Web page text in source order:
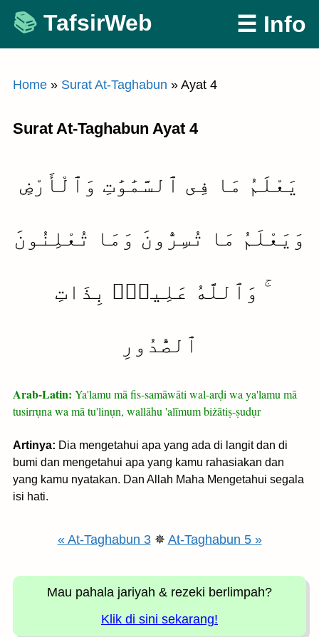
Skip
content
TafsirWeb ☰ Info
Home » Surat At-Taghabun » Ayat 4
Surat At-Taghabun Ayat 4
يَعْلَمُ مَا فِى ٱلسَّمَٰوَٰتِ وَٱلْأَرْضِ
وَيَعْلَمُ مَا تُسِرُّونَ وَمَا تُعْلِنُونَ
ۚ وَٱللَّهُ عَلِيمٌۢ بِذَاتِ
ٱلصُّدُورِ
Arab-Latin: Ya'lamu mā fis-samāwāti wal-arḍi wa ya'lamu mā
tusirrụna wa mā tu'linụn, wallāhu 'alīmum biżātiṣ-ṣudụr
Artinya: Dia mengetahui apa yang ada di langit dan di
bumi dan mengetahui apa yang kamu rahasiakan dan
yang kamu nyatakan. Dan Allah Maha Mengetahui segala
isi hati.
« At-Taghabun 3✵ At-Taghabun 5 »
Mau pahala jariyah & rezeki berlimpah?
Klik di sini sekarang!